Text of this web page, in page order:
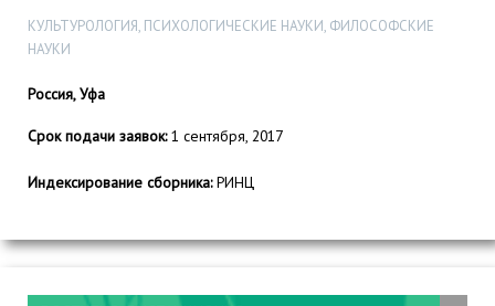
КУЛЬТУРОЛОГИЯ, ПСИХОЛОГИЧЕСКИЕ НАУКИ, ФИЛОСОФСКИЕ
НАУКИ
Россия, Уфа
Срок подачи заявок:1 сентября, 2017
Индексирование сборника:РИНЦ